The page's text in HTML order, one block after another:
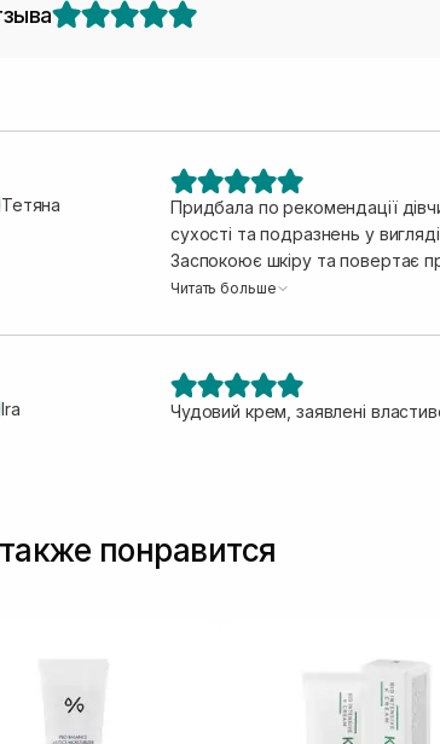
Тетяна
Придбала по рекомендації
сухості та подразнень у
Заспокоює шкіру та повертає
вирішити запити🥰
Читать больше
Ira Чудовий крем, заявлені
понравится